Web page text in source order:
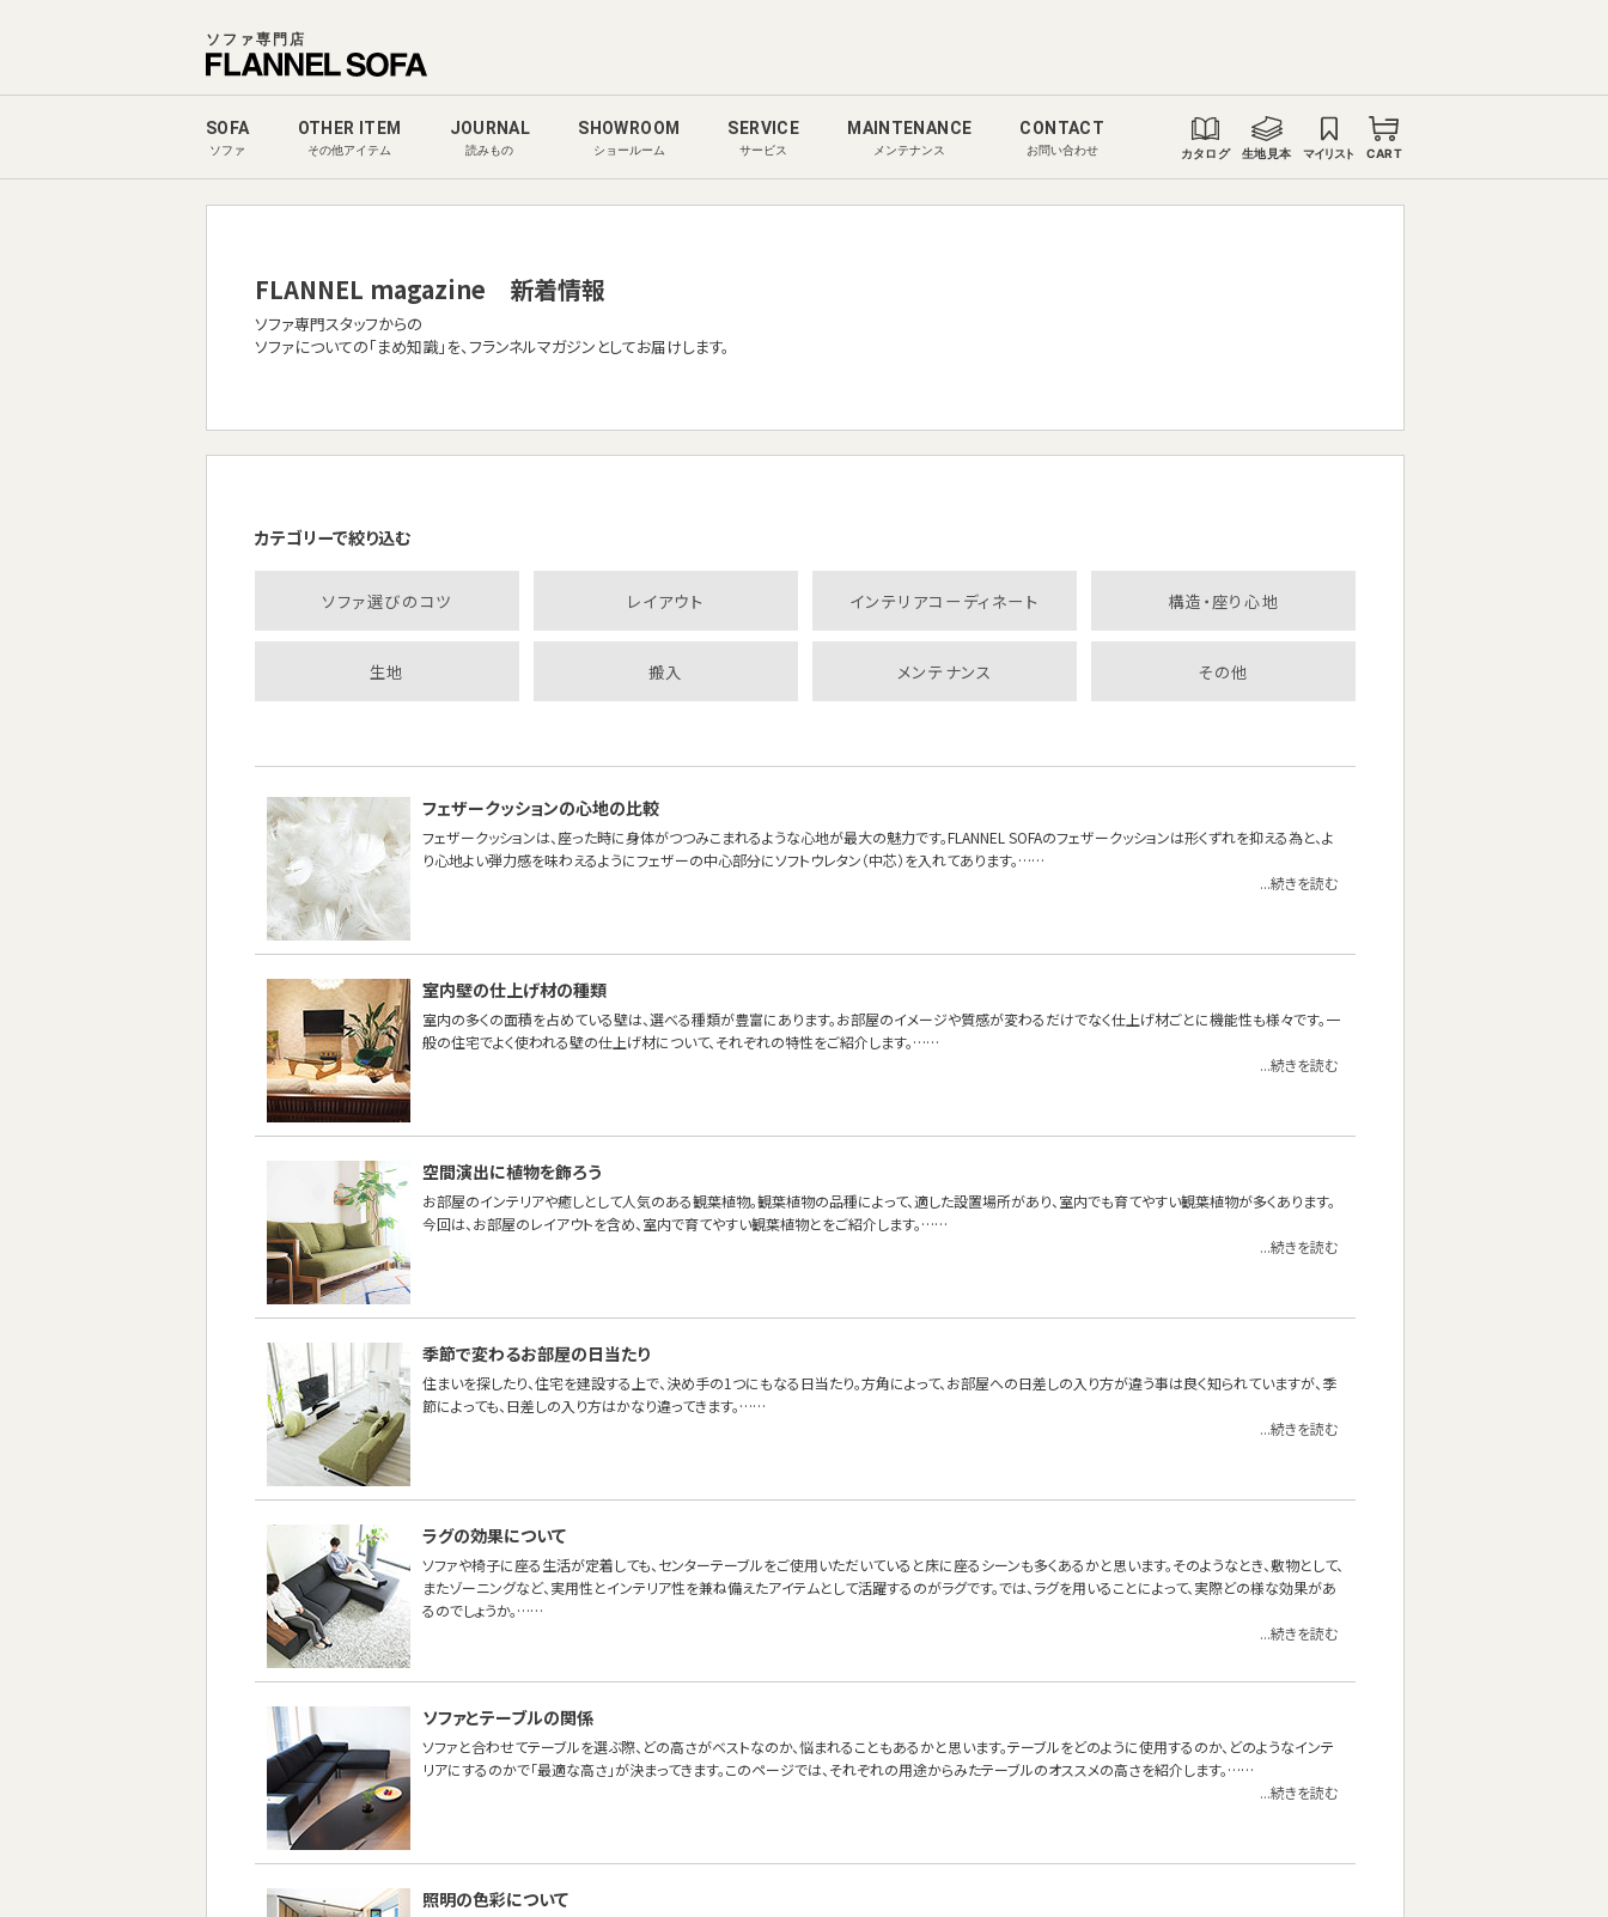
ソファ専門店
SOFA
ソファ
OTHER ITEM
その他アイテム
JOURNAL
読みもの
SHOWROOM
ショールーム
SERVICE
サービス
MAINTENANCE
メンテナンス
CONTACT
お問い合わせ カタログ 生地見本 マイリスト CART
FLANNEL magazine 新着情報
ソファ専門スタッフからの
ソファについての「まめ知識」を、フランネルマガジンとしてお届けします。
カテゴリーで絞り込む
ソファ選びのコツ レイアウト インテリアコーディネート 構造・座り心地
生地 搬入 メンテナンス その他
フェザークッションの心地の比較
フェザークッションは、座った時に身体がつつみこまれるような心地が最大の魅力です。FLANNEL SOFAのフェザークッションは形くずれを抑える為と、よ
り心地よい弾力感を味わえるようにフェザーの中心部分にソフトウレタン（中芯）を入れてあります。……
...続きを読む
室内壁の仕上げ材の種類
室内の多くの面積を占めている壁は、選べる種類が豊富にあります。お部屋のイメージや質感が変わるだけでなく仕上げ材ごとに機能性も様々です。一
般の住宅でよく使われる壁の仕上げ材について、それぞれの特性をご紹介します。……
...続きを読む
空間演出に植物を飾ろう
お部屋のインテリアや癒しとして人気のある観葉植物。観葉植物の品種によって、適した設置場所があり、室内でも育てやすい観葉植物が多くあります。
今回は、お部屋のレイアウトを含め、室内で育てやすい観葉植物とをご紹介します。……
...続きを読む
季節で変わるお部屋の日当たり
住まいを探したり、住宅を建設する上で、決め手の1つにもなる日当たり。方角によって、お部屋への日差しの入り方が違う事は良く知られていますが、季
節によっても、日差しの入り方はかなり違ってきます。……
...続きを読む
ラグの効果について
ソファや椅子に座る生活が定着しても、センターテーブルをご使用いただいていると床に座るシーンも多くあるかと思います。そのようなとき、敷物として、
またゾーニングなど、実用性とインテリア性を兼ね備えたアイテムとして活躍するのがラグです。では、ラグを用いることによって、実際どの様な効果があ
るのでしょうか。……
...続きを読む
ソファとテーブルの関係
ソファと合わせてテーブルを選ぶ際、どの高さがベストなのか、悩まれることもあるかと思います。テーブルをどのように使用するのか、どのようなインテ
リアにするのかで「最適な高さ」が決まってきます。このページでは、それぞれの用途からみたテーブルのオススメの高さを紹介します。……
...続きを読む
照明の色彩について